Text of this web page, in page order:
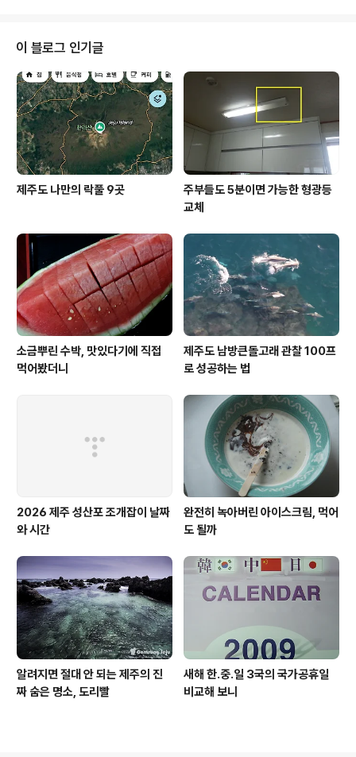
인하여 이러한 모습들이 많이 사라지고 있는 추세지만 도
심지를 조금만 벗어나면 쉽게 목격할 수 있는 풍경들입니
다. 그렇다면 어디를 어떻게 가야 이런 풍경들을 만날 수 있
을까요? 제가 일 년 사이에 두번이나 다녀 온 나트랑 지역
을 중심으로 염전의 모습을 소개할까 합니다. 지난해와 올
해 같은 지역을 다녀왔습니다. 가보..
이 블로그 인기글
제주도 나만의 락풀 9곳
주부들도 5분이면 가능한 형광등
교체
소금뿌린 수박, 맛있다기에 직접
먹어봤더니
제주도 남방큰돌고래 관찰 100프
로 성공하는 법
2026 제주 성산포 조개잡이 날짜
와 시간
완전히 녹아버린 아이스크림, 먹어
도 될까
알려지면 절대 안 되는 제주의 진
짜 숨은 명소, 도리빨
새해 한.중.일 3국의 국가공휴일
비교해 보니